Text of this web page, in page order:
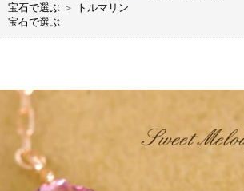
宝石で選ぶ ＞
トルマリン
宝石で選ぶ